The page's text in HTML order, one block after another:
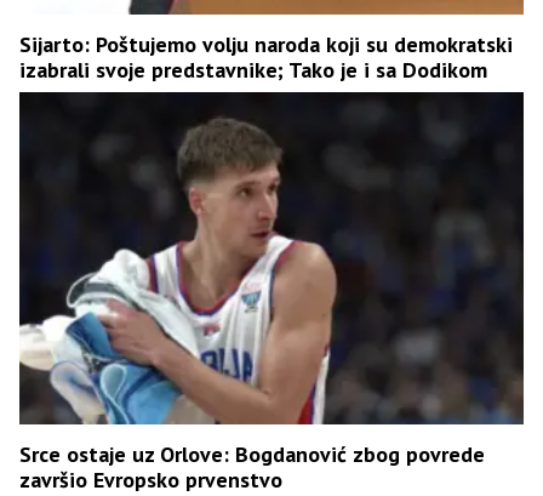
Sijarto: Poštujemo volju naroda koji su demokratski
izabrali svoje predstavnike; Tako je i sa Dodikom
Srce ostaje uz Orlove: Bogdanović zbog povrede
završio Evropsko prvenstvo